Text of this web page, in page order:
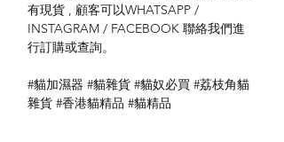
有現貨 , 顧客可以WHATSAPP /
INSTAGRAM / FACEBOOK 聯絡我們進
行訂購或查詢。
#貓加濕器 #貓雜貨 #貓奴必買 #荔枝角貓
雜貨 #香港貓精品 #貓精品